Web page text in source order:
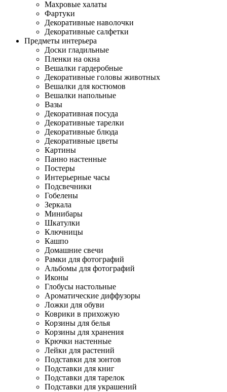
Махровые халаты
Фартуки
Декоративные наволочки
Декоративные салфетки
Предметы интерьера
Доски гладильные
Пленки на окна
Вешалки гардеробные
Декоративные головы животных
Вешалки для костюмов
Вешалки напольные
Вазы
Декоративная посуда
Декоративные тарелки
Декоративные блюда
Декоративные цветы
Картины
Панно настенные
Постеры
Интерьерные часы
Подсвечники
Гобелены
Зеркала
Минибары
Шкатулки
Ключницы
Кашпо
Домашние свечи
Рамки для фотографий
Альбомы для фотографий
Иконы
Глобусы настольные
Ароматические диффузоры
Ложки для обуви
Коврики в прихожую
Корзины для белья
Корзины для хранения
Крючки настенные
Лейки для растений
Подставки для зонтов
Подставки для книг
Подставки для тарелок
Подставки для украшений